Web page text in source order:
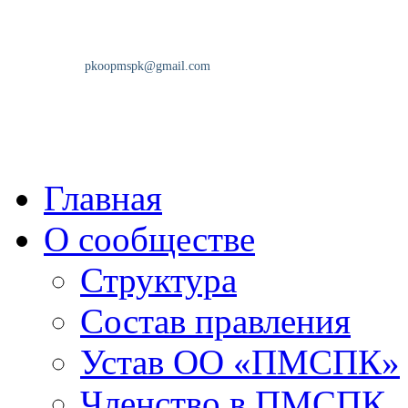
Главная
О сообществе
Структура
Состав правления
Устав ОО «ПМСПК»